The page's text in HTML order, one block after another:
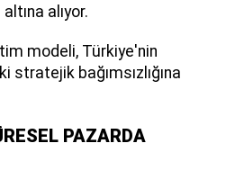
alıyor.
modeli, Türkiye'nin
stratejik bağımsızlığına
PAZARDA